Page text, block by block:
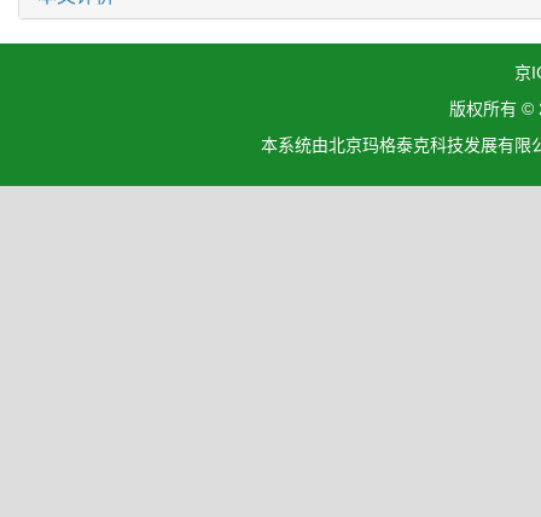
京
版权所有 ©
本系统由北京玛格泰克科技发展有